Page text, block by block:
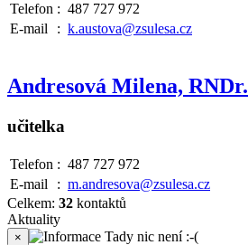
Telefon : 487 727 972
E-mail
: k.austova@zsulesa.cz
Andresová Milena, RNDr.
učitelka
Telefon : 487 727 972
E-mail
: m.andresova@zsulesa.cz
Celkem: 32 kontaktů
Aktuality
× Tady nic není :-(